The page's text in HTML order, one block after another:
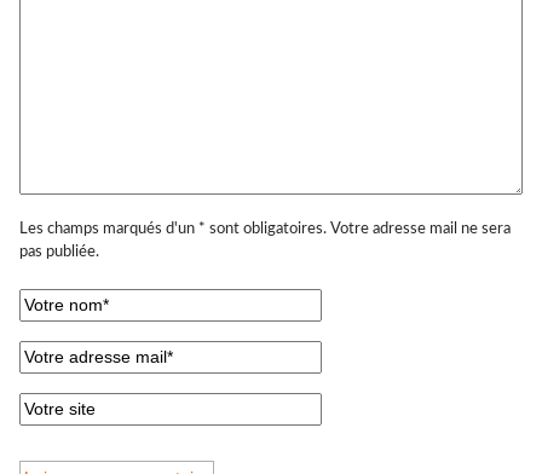
Les champs marqués d'un * sont obligatoires. Votre adresse mail ne sera
pas publiée.